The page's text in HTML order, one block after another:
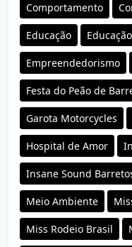
Comportamento
Educação
Empreendedorismo
Festa do Peão de
Garota Motorcycles
Hospital de Amor
Insane Sound
Meio Ambiente
Miss Rodeio Brasil